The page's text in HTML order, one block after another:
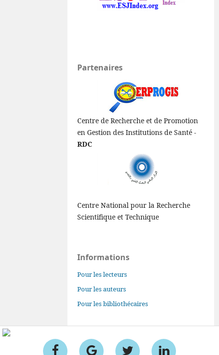
Partenaires
Centre de Recherche et de Promotion
en Gestion des Institutions de Santé -
RDC
Centre National pour la Recherche
Scientifique et Technique
Informations
Pour les lecteurs
Pour les auteurs
Pour les bibliothécaires